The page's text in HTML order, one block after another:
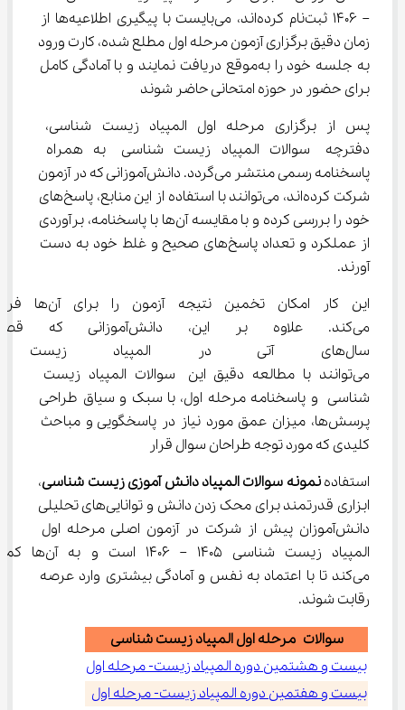
– 1406 ثبت‌نام کرده‌اند، می‌بایست با پیگیری اطلاعیه‌ها از
زمان دقیق برگزاری آزمون مرحله اول مطلع شده، کارت ورود
به جلسه خود را به‌موقع دریافت نمایند و با آمادگی کامل
برای حضور در حوزه امتحانی حاضر شوند
پس از برگزاری مرحله اول المپیاد زیست شناسی،
دفترچه سوالات المپیاد زیست شناسی به همراه
پاسخنامه رسمی منتشر می‌گردد. دانش‌آموزانی که در آزمون
شرکت کرده‌اند، می‌توانند با استفاده از این منابع، پاسخ‌های
خود را بررسی کرده و با مقایسه آن‌ها با پاسخنامه، برآوردی
از عملکرد و تعداد پاسخ‌های صحیح و غلط خود به دست
آورند.
این کار امکان تخمین نتیجه آزمون
می‌کند. علاوه بر این،
سال‌های آتی در المپیاد
می‌توانند با مطالعه دقیق این سوالات المپیاد زیست
شناسی و پاسخنامه مرحله اول، با سبک و سیاق طراحی
پرسش‌ها، میزان عمق مورد نیاز در پاسخگویی و مباحث
کلیدی که مورد توجه طراحان سوال قرار
استفاده نمونه سوالات المپیاد دانش آموزی زیست شناسی،
ابزاری قدرتمند برای محک زدن دانش و توانایی‌های تحلیلی
دانش‌آموزان پیش از شرکت در آزمون اصلی مرحله اول
المپیاد زیست شناسی 1405 – 1406 است
می‌کند تا با اعتماد به نفس و آمادگی بیشتری وارد عرصه
رقابت شوند.
سوالات مرحله اول المپیاد زیست شناسی
بیست و هشتمین دوره المپیاد زیست- مرحله اول
بیست و هفتمین دوره المپیاد زیست- مرحله اول